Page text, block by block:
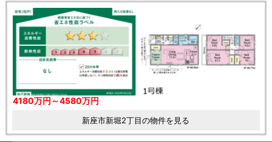
4180万円～4580万円
新座市新堀2丁目の物件を見る